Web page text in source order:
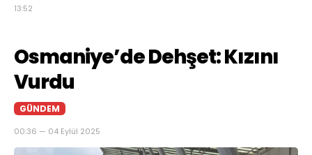
13:52